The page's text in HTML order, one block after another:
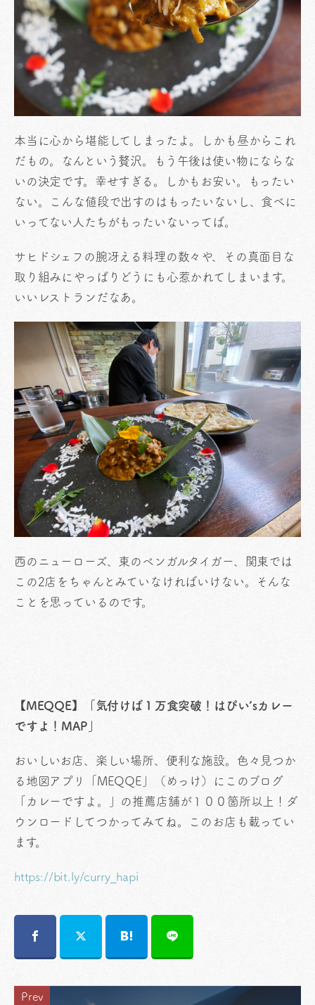
本当に心から堪能してしまったよ。しかも昼からこれ
だもの。なんという贅沢。もう午後は使い物にならな
いの決定です。幸せすぎる。しかもお安い。もったい
ない。こんな値段で出すのはもったいないし、食べに
いってない人たちがもったいないってば。
サヒドシェフの腕冴える料理の数々や、その真面目な
取り組みにやっぱりどうにも心惹かれてしまいます。
いいレストランだなあ。
西のニューローズ、東のベンガルタイガー、関東では
この2店をちゃんとみていなければいけない。そんな
ことを思っているのです。
【MEQQE】「気付けば１万食突破！はぴい’sカレー
ですよ！MAP」
おいしいお店、楽しい場所、便利な施設。色々見つか
る地図アプリ「MEQQE」（めっけ）にこのブログ
「カレーですよ。」の推薦店舗が１００箇所以上！ダ
ウンロードしてつかってみてね。このお店も載ってい
ます。
https://bit.ly/curry_hapi
Prev